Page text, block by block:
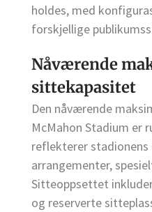
holdes, med
forskjellige
Nåværende
sittekapasitet
Den nåværende
McMahon Stadium er
reflekterer
arrangementer,
Sitteoppsettet
og reserverte